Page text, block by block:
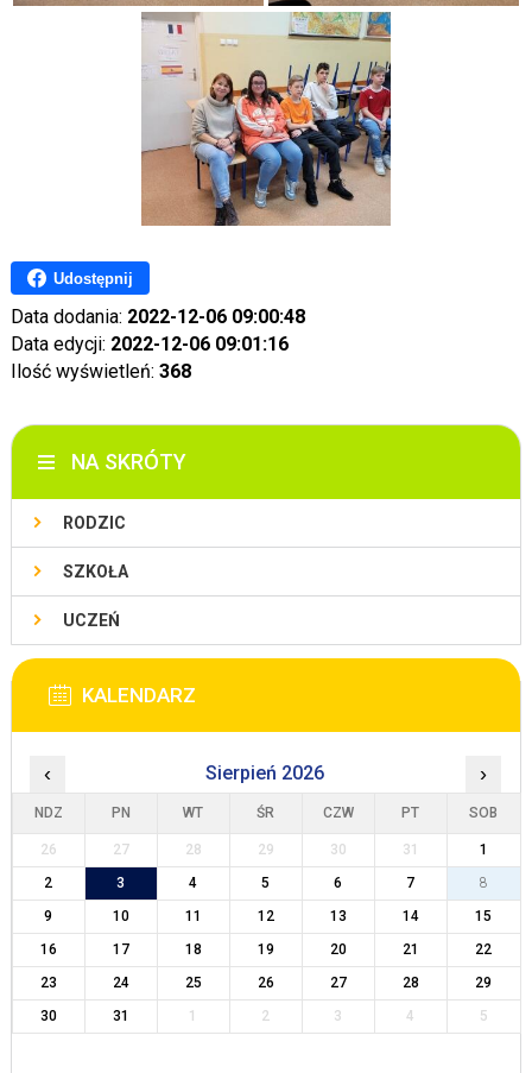
Udostępnij
Data dodania: 2022-12-06 09:00:48
Data edycji: 2022-12-06 09:01:16
Ilość wyświetleń: 368
NA SKRÓTY
RODZIC
SZKOŁA
UCZEŃ
KALENDARZ
‹ Sierpień 2026 ›
NDZ PN WT ŚR CZW PT SOB
26 27 28 29 30 31
1
2
3 4 5 6 7
8
9
10 11 12 13 14
15
16
17 18 19 20 21
22
23
24 25 26 27 28
29
30
31 1 2 3 4 5